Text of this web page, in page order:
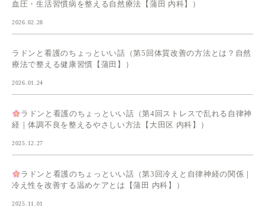
血圧・生活習慣病を整える自然療法【蒲田 内科】）
2026.02.28
ラドンと看護のちょっといい話（第5回体質改善の方法とは？自然
療法で整える健康習慣【蒲田】）
2026.01.24
ラドンと看護のちょっといい話（第4回ストレスで乱れる自律神
経｜体調不良を整えるやさしい方法【大田区 内科】）
2025.12.27
ラドンと看護のちょっといい話（第3回冷えと自律神経の関係｜
冷え性を改善する温めケアとは【蒲田 内科】）
2025.11.01